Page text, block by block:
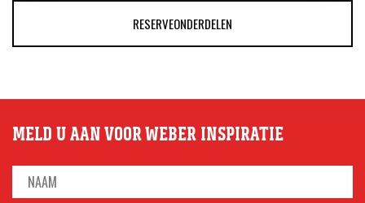
RESERVEONDERDELEN
MELD U AAN VOOR WEBER INSPIRATIE